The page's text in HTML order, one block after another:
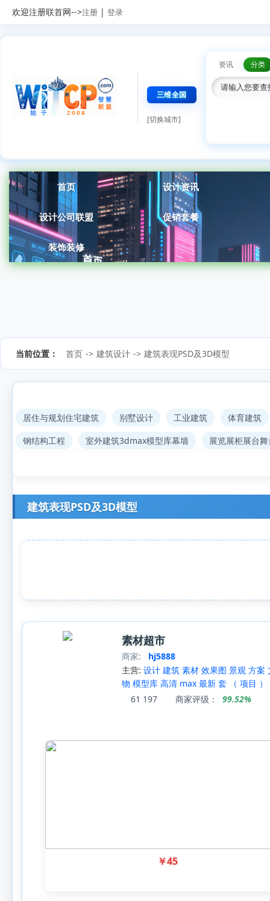
欢迎注册联首网-->注册 | 登录
三维全国
[切换城市]
资讯 分类
首页 设计资讯
设计公司联盟 促销套餐
装饰装修
当前位置： 首页 -> 建筑设计 -> 建筑表现PSD及3D模型
居住与规划住宅建筑 别墅设计 工业建筑
体育建筑
钢结构工程
室外建筑3dmax模型库幕墙 展览展柜展台
建筑表现PSD及3D模型
素材超市
商家:
hj5888
主营: 设计 建筑 素材 效果图 景观 方案
物 模型库 高清 max 最新 套 （ 项目
61 197 商家评级： 99.52%
￥45